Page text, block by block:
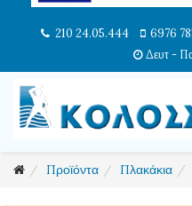
210 24.05.444 6976
Δευτ -
Προϊόντα Πλακάκια